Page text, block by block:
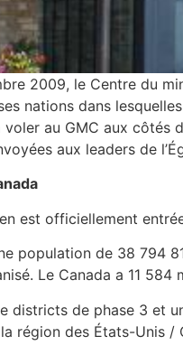
2009, le Centre du
nations dans
au GMC aux côtés
aux leaders de
est officiellement
population de 38 794
Le Canada a 11 584
districts de phase 3 et
région des États-Unis /